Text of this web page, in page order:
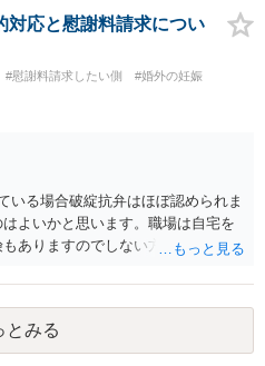
もかかわらず支払を拒否するので
と思います。）への対応ではあま
で折り合えるなら本人様の交渉で
うかの観点であれば，訴訟に進む
うしますと，お近くの弁護士に相
いようにも思います。
対応と慰謝料請求につい
#慰謝料請求したい側
#婚外の妊娠
いる場合破綻抗弁はほぼ認められま
よいかと思います。職場は自宅を
ありますのでしない方が良いで
相手方からの離婚は拒否しても仮
。質問５は認知すると養育費支払
れば法的に可能ですが法律で強制
能です。質問７は不貞行為の写真
とみる